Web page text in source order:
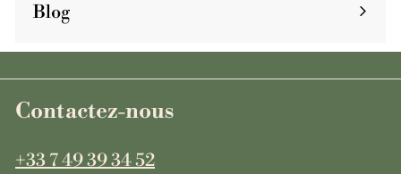
Blog
Contactez-nous
+33 7 49 39 34 52